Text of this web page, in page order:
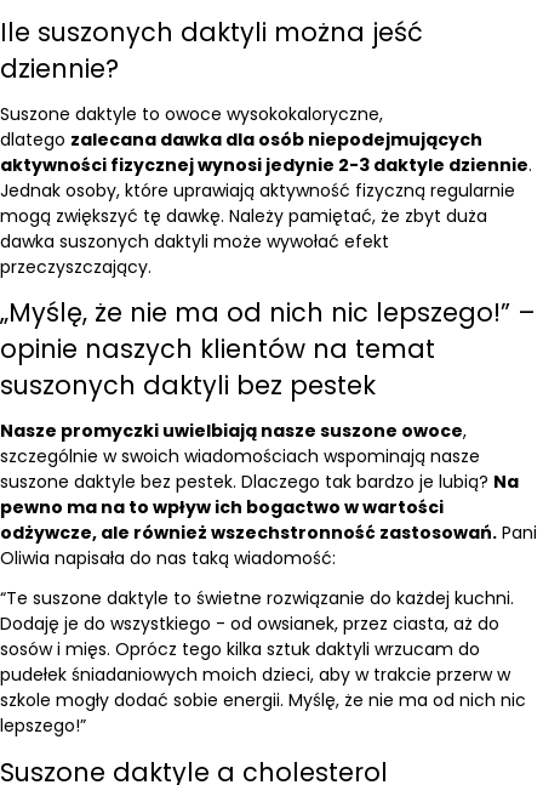
Ile suszonych daktyli można jeść
dziennie?
Suszone daktyle to owoce wysokokaloryczne,
dlatego zalecana dawka dla osób niepodejmujących
aktywności fizycznej wynosi jedynie 2-3 daktyle dziennie.
Jednak osoby, które uprawiają aktywność fizyczną regularnie
mogą zwiększyć tę dawkę. Należy pamiętać, że zbyt duża
dawka suszonych daktyli może wywołać efekt
przeczyszczający.
„Myślę, że nie ma od nich nic lepszego!” –
opinie naszych klientów na temat
suszonych daktyli bez pestek
Nasze promyczki uwielbiają nasze suszone owoce,
szczególnie w swoich wiadomościach wspominają nasze
suszone daktyle bez pestek. Dlaczego tak bardzo je lubią? Na
pewno ma na to wpływ ich bogactwo w wartości
odżywcze, ale również wszechstronność zastosowań. Pani
Oliwia napisała do nas taką wiadomość:
“Te suszone daktyle to świetne rozwiązanie do każdej kuchni.
Dodaję je do wszystkiego - od owsianek, przez ciasta, aż do
sosów i mięs. Oprócz tego kilka sztuk daktyli wrzucam do
pudełek śniadaniowych moich dzieci, aby w trakcie przerw w
szkole mogły dodać sobie energii. Myślę, że nie ma od nich nic
lepszego!”
Suszone daktyle a cholesterol